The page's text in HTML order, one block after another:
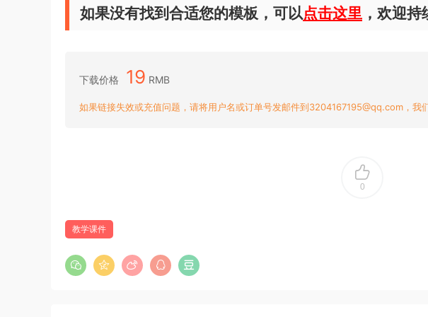
如果没有找到合适您的模板，可以点击这里 ，欢迎
下载价格 19 RMB
如果链接失效或充值问题，请将用户名或订单号发邮件到3204167195@qq.com，我
0
教学课件